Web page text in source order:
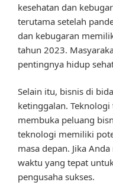
kesehatan dan
terutama setelah
dan kebugaran
tahun 2023.
pentingnya hidup
Selain itu, bisnis di
ketinggalan.
membuka peluang
teknologi memiliki
masa depan. Jika
waktu yang tepat
pengusaha sukses.